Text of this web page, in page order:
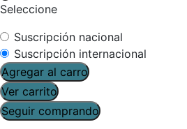
Seleccione
Suscripción nacional
Suscripción internacional
Agregar al carro
Ver carrito
Seguir comprando